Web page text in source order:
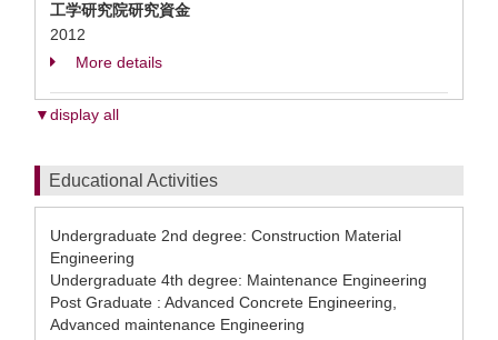
工学研究院研究資金
2012
More details
▼display all
Educational Activities
Undergraduate 2nd degree: Construction Material
Engineering
Undergraduate 4th degree: Maintenance Engineering
Post Graduate : Advanced Concrete Engineering,
Advanced maintenance Engineering